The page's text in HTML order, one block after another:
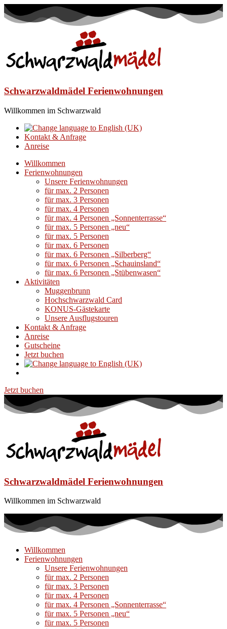
Schwarzwaldmädel Ferienwohnungen
Willkommen im Schwarzwald
Kontakt & Anfrage
Anreise
Willkommen
Ferienwohnungen
Unsere Ferienwohnungen
für max. 2 Personen
für max. 3 Personen
für max. 4 Personen
für max. 4 Personen „Sonnenterrasse“
für max. 5 Personen „neu“
für max. 5 Personen
für max. 6 Personen
für max. 6 Personen „Silberberg“
für max. 6 Personen „Schauinsland“
für max. 6 Personen „Stübenwasen“
Aktivitäten
Muggenbrunn
Hochschwarzwald Card
KONUS-Gästekarte
Unsere Ausflugstouren
Kontakt & Anfrage
Anreise
Gutscheine
Jetzt buchen
Jetzt buchen
Schwarzwaldmädel Ferienwohnungen
Willkommen im Schwarzwald
Willkommen
Ferienwohnungen
Unsere Ferienwohnungen
für max. 2 Personen
für max. 3 Personen
für max. 4 Personen
für max. 4 Personen „Sonnenterrasse“
für max. 5 Personen „neu“
für max. 5 Personen